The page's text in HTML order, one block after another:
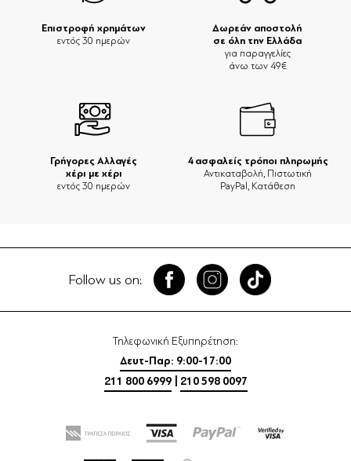
Δωρεάν αποστολή
σε όλη την Ελλάδα
για παραγγελίες
άνω των 49€
Επιστροφή χρημάτων
εντός 30 ημερών
Γρήγορες Αλλαγές
χέρι με χέρι
εντός 30 ημερών
4 ασφαλείς τρόποι πληρωμής
Αντικαταβολή, Πιστωτική
PayPal, Κατάθεση
Follow us on:
Τηλεφωνική Εξυπηρέτηση:
Δευτ-Παρ: 9:00-17:00
211 800 6999
210 598 0097